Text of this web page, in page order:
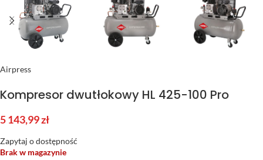
Airpress
Kompresor dwutłokowy HL 425-100 Pro
5 143,99zł
Zapytaj o dostępność
Brak w magazynie